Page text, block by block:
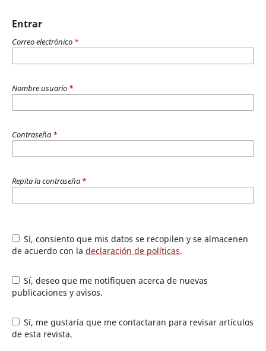
Entrar
Correo electrónico *
Nombre usuario *
Contraseña *
Repita la contraseña *
Sí, consiento que mis datos se recopilen y se almacenen
de acuerdo con la declaración de políticas.
Sí, deseo que me notifiquen acerca de nuevas
publicaciones y avisos.
Sí, me gustaría que me contactaran para revisar artículos
de esta revista.